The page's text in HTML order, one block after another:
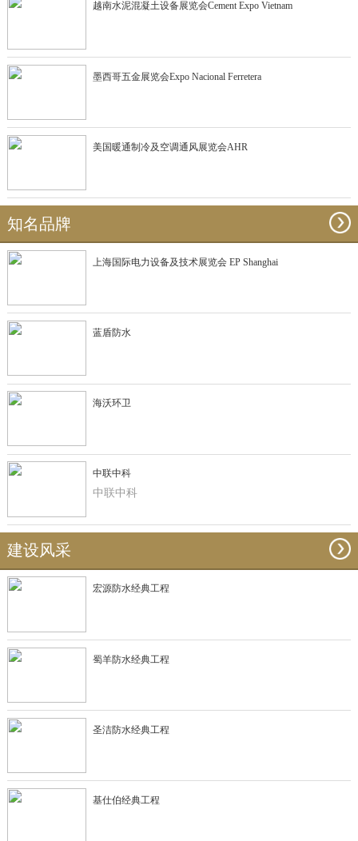
越南水泥混凝土设备展览会Cement Expo Vietnam
墨西哥五金展览会Expo Nacional Ferretera
美国暖通制冷及空调通风展览会AHR
知名品牌
上海国际电力设备及技术展览会 EP Shanghai
蓝盾防水
海沃环卫
中联中科
中联中科
建设风采
宏源防水经典工程
蜀羊防水经典工程
圣洁防水经典工程
基仕伯经典工程